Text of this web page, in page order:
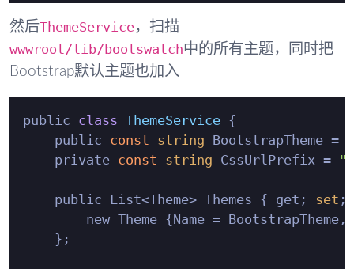
然后ThemeService，扫描
wwwroot/lib/bootswatch中的所有主题，同时把
Bootstrap默认主题也加入
public class ThemeService {
    public
const string BootstrapTheme =
    private
const string CssUrlPrefix =
    public List<Theme> Themes { get;
set ;
new Theme {Name =
    };